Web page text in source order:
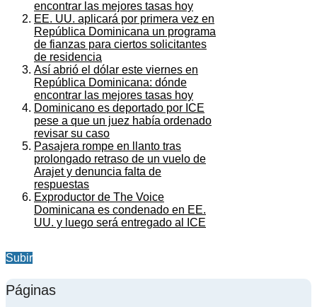
encontrar las mejores tasas hoy
EE. UU. aplicará por primera vez en
República Dominicana un programa
de fianzas para ciertos solicitantes
de residencia
Así abrió el dólar este viernes en
República Dominicana: dónde
encontrar las mejores tasas hoy
Dominicano es deportado por ICE
pese a que un juez había ordenado
revisar su caso
Pasajera rompe en llanto tras
prolongado retraso de un vuelo de
Arajet y denuncia falta de
respuestas
Exproductor de The Voice
Dominicana es condenado en EE.
UU. y luego será entregado al ICE
Subir
Páginas